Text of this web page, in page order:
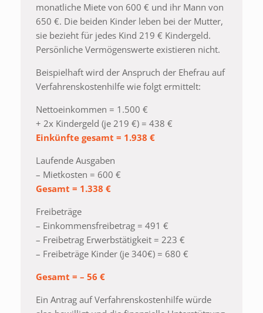
monatliche Miete von 600 € und ihr Mann von
650 €. Die beiden Kinder leben bei der Mutter,
sie bezieht für jedes Kind 219 € Kindergeld.
Persönliche Vermögenswerte existieren nicht.
Beispielhaft wird der Anspruch der Ehefrau auf
Verfahrenskostenhilfe wie folgt ermittelt:
Nettoeinkommen = 1.500 €
+ 2x Kindergeld (je 219 €) = 438 €
Einkünfte gesamt = 1.938 €
Laufende Ausgaben
– Mietkosten = 600 €
Gesamt = 1.338 €
Freibeträge
– Einkommensfreibetrag = 491 €
– Freibetrag Erwerbstätigkeit = 223 €
– Freibeträge Kinder (je 340€) = 680 €
Gesamt = – 56 €
Ein Antrag auf Verfahrenskostenhilfe würde